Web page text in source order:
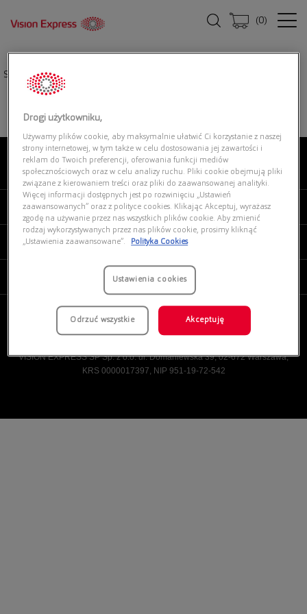
(0)
Strona główna|
O NAS
MOJE VISION EXPRESS
PRODUKTY I USŁUGI
VISION EXPRESS SP Sp. z o.o. ul. Domaniewska 39, 02-672 Warszawa,
KRS 0000017397, NIP 951-19-72-542
Drogi użytkowniku,
Używamy plików cookie, aby maksymalnie ułatwić Ci korzystanie z naszej
strony internetowej, w tym także w celu dostosowania jej zawartości i
reklam do Twoich preferencji, oferowania funkcji mediów
społecznościowych oraz w celu analizy ruchu. Pliki cookie obejmują pliki
związane z kierowaniem treści oraz pliki do zaawansowanej analityki.
Więcej informacji dostępnych jest po rozwinięciu „Ustawień
zaawansowanych” oraz z polityce cookies. Klikając Akceptuj, wyrażasz
zgodę na używanie przez nas wszystkich plików cookie. Aby zmienić
rodzaj wykorzystywanych przez nas plików cookie, prosimy kliknąć
„Ustawienia zaawansowane”.
Polityka Cookies
Ustawienia cookies
Odrzuć wszystkie Akceptuję